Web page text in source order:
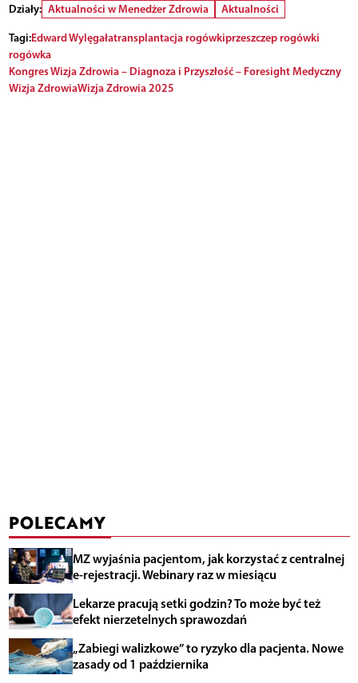
Działy: Aktualności w Menedżer Zdrowia
Aktualności
Tagi:Edward Wylęgałatransplantacja rogówkiprzeszczep rogówki
rogówka
Kongres Wizja Zdrowia – Diagnoza i Przyszłość – Foresight Medyczny
Wizja ZdrowiaWizja Zdrowia 2025
POLECAMY
MZ wyjaśnia pacjentom, jak korzystać z centralnej
e-rejestracji. Webinary raz w miesiącu
Lekarze pracują setki godzin? To może być też
efekt nierzetelnych sprawozdań
„Zabiegi walizkowe” to ryzyko dla pacjenta. Nowe
zasady od 1 października